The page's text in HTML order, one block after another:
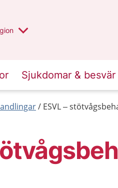
valt region
annan
Sjukdomar & besvär
ESVL –